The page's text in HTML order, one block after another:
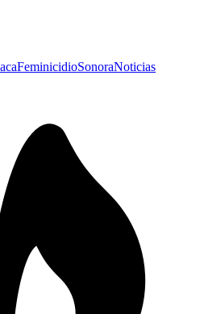
FeminicidioSonoraNoticias